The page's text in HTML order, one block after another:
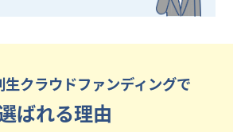
生クラウドファンディングで
ばれる理由